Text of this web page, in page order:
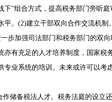
下”组合方式，提高税务部门旁听
平。(2)建立干部双向合作交流机
步加强司法部门和税务部门的双
亦有充足的人才培养制度，国家
专业系统的培训。未来或许可以
备税法人才。税务法庭的设立还